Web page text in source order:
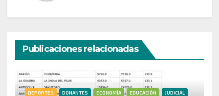
Publicaciones relacionadas
DEPORTES DONANTES ECONOMÍA EDUCACIÓN JUDICIAL